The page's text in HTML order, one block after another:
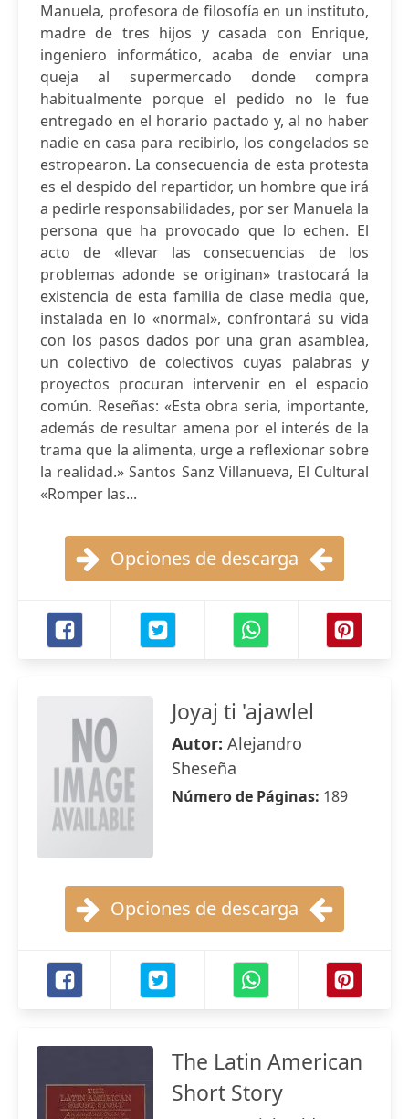
Manuela, profesora de filosofía en un instituto,
madre de tres hijos y casada con Enrique,
ingeniero informático, acaba de enviar una
queja al supermercado donde compra
habitualmente porque el pedido no le fue
entregado en el horario pactado y, al no haber
nadie en casa para recibirlo, los congelados se
estropearon. La consecuencia de esta protesta
es el despido del repartidor, un hombre que irá
a pedirle responsabilidades, por ser Manuela la
persona que ha provocado que lo echen. El
acto de «llevar las consecuencias de los
problemas adonde se originan» trastocará la
existencia de esta familia de clase media que,
instalada en lo «normal», confrontará su vida
con los pasos dados por una gran asamblea,
un colectivo de colectivos cuyas palabras y
proyectos procuran intervenir en el espacio
común. Reseñas: «Esta obra seria, importante,
además de resultar amena por el interés de la
trama que la alimenta, urge a reflexionar sobre
la realidad.» Santos Sanz Villanueva, El Cultural
«Romper las...
Opciones de descarga
Joyaj ti 'ajawlel
Autor: Alejandro
Sheseña
Número de Páginas: 189
Opciones de descarga
The Latin American
Short Story